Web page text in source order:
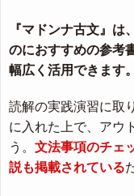
『マドンナ古文』
のにおすすめの参考
幅広く活用できます。
読解の実践演習に取
に入れた上で、アウ
う。 文法事項のチェ
説も掲載されている